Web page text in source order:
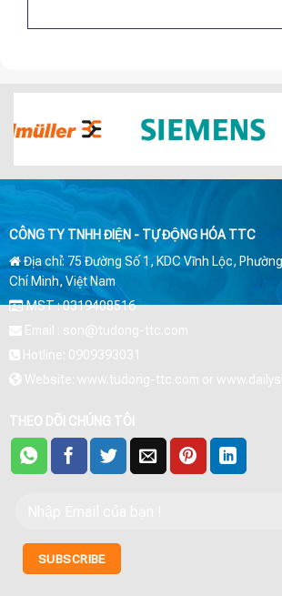
CÔNG TY TNHH ĐIỆN - TỰ ĐỘNG HÓA TTC
Địa chỉ: 75 Đường Số 1, KDC Vĩnh Lộc,
Chí Minh, Việt Nam
MST : 0319408516
Email : son@tudong-ttc.com
Hotline: 0909393031
Website: www.tudong-ttc.com or
THEO DÕI CHÚNG TÔI